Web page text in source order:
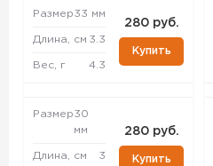
Размер33 мм
Длина, см 3.3
Вес, г 4.3
280 руб.
Купить
Размер30
мм
Длина, см 3
280 руб.
Купить